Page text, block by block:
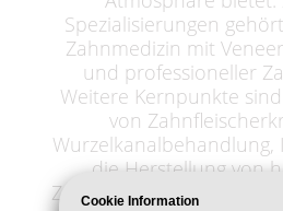
Cookie Information
Spezialisierungen
Zahnmedizin mit
und professioneller
Weitere Kernpunkte
von
die Herstellung von
Zahnersatz. Besonderen